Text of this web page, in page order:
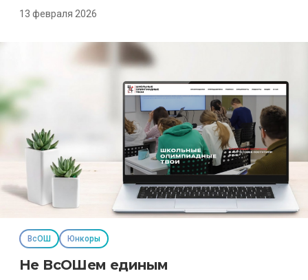
13 февраля 2026
ВсОШ Юнкоры
Не ВсОШем единым